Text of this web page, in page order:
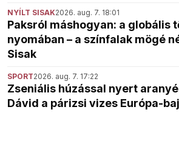
NYÍLT SISAK2026. aug. 7. 18:01
Paksról máshogyan: a globális
nyomában – a színfalak mögé
Sisak
SPORT2026. aug. 7. 17:22
Zseniális húzással nyert
Dávid a párizsi vizes Európa-